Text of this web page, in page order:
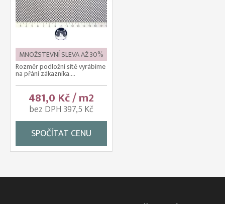
MNOŽSTEVNÍ SLEVA AŽ 30%
Rozměr podložní sítě vyrábíme
na přání zákazníka....
481,0 Kč / m2
bez DPH 397,5 Kč
SPOČÍTAT CENU